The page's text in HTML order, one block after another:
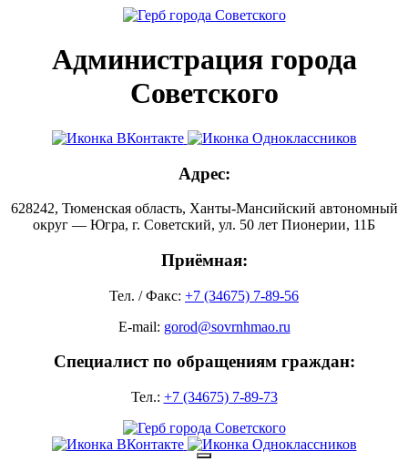
Администрация города
Советского
Адрес:
628242, Тюменская область, Ханты-Мансийский автономный
округ — Югра, г. Советский, ул. 50 лет Пионерии, 11Б
Приёмная:
Тел. / Факс: +7 (34675) 7-89-56
E-mail: gorod@sovrnhmao.ru
Специалист по обращениям граждан:
Тел.: +7 (34675) 7-89-73